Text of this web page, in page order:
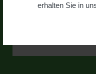
erhalten Sie in